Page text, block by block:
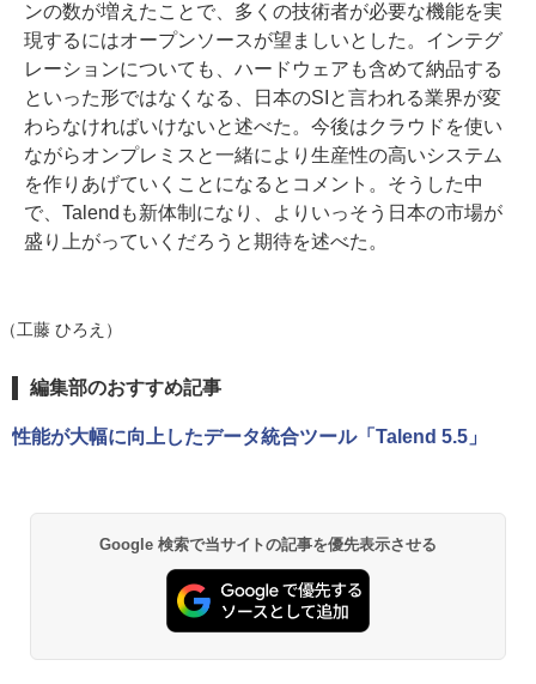
ンの数が増えたことで、多くの技術者が必要な機能を実
現するにはオープンソースが望ましいとした。インテグ
レーションについても、ハードウェアも含めて納品する
といった形ではなくなる、日本のSIと言われる業界が変
わらなければいけないと述べた。今後はクラウドを使い
ながらオンプレミスと一緒により生産性の高いシステム
を作りあげていくことになるとコメント。そうした中
で、Talendも新体制になり、よりいっそう日本の市場が
盛り上がっていくだろうと期待を述べた。
（工藤 ひろえ）
編集部のおすすめ記事
性能が大幅に向上したデータ統合ツール「Talend 5.5」
Google 検索で当サイトの記事を優先表示させる